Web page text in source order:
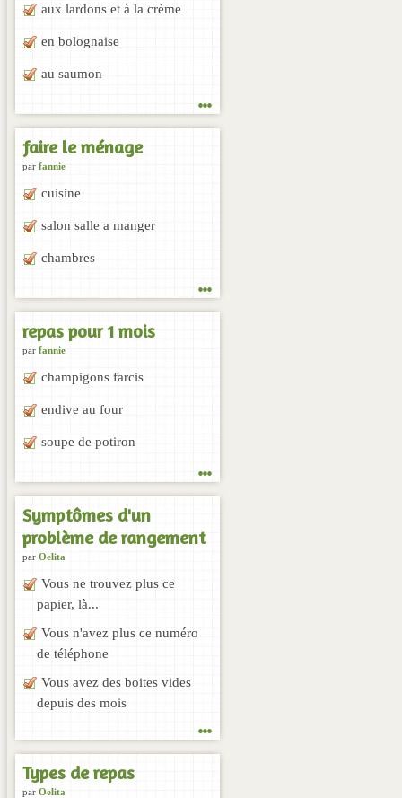
aux lardons et à la crème
en bolognaise
au saumon
...
faire le ménage
par fannie
cuisine
salon salle a manger
chambres
...
repas pour 1 mois
par fannie
champigons farcis
endive au four
soupe de potiron
...
Symptômes d'un
problème de rangement
par Oelita
Vous ne trouvez plus ce
papier, là...
Vous n'avez plus ce numéro
de téléphone
Vous avez des boites vides
depuis des mois
...
Types de repas
par Oelita